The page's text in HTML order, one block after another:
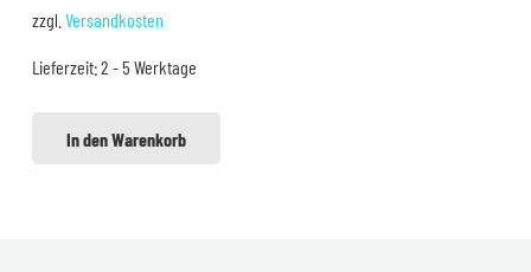
zzgl. Versandkosten
Lieferzeit:2 - 5 Werktage
In den Warenkorb